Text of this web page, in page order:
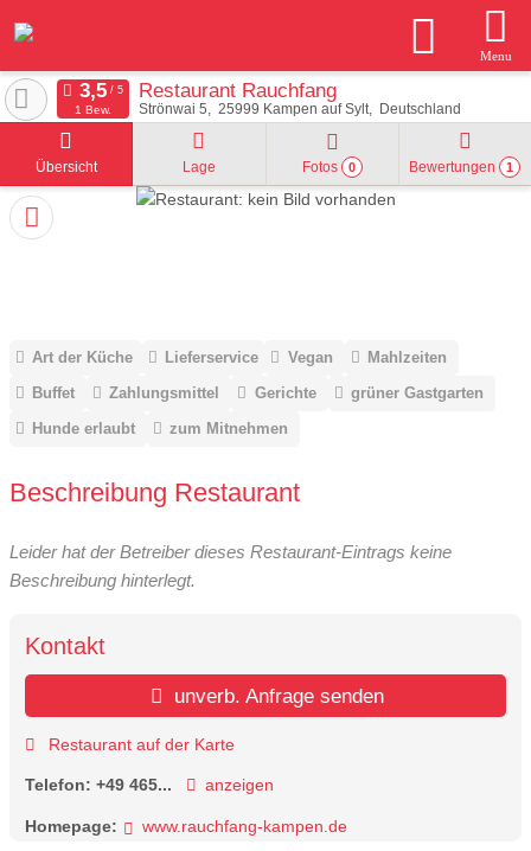
Menu
Restaurant Rauchfang
Strönwai 5 25999 Kampen auf Sylt Deutschland
1 Bew.
Übersicht Lage Fotos 0 Bewertungen 1
Art der Küche Lieferservice Vegan
Mahlzeiten
Buffet
Zahlungsmittel Gerichte
grüner Gastgarten
Hunde erlaubt
zum Mitnehmen
Beschreibung Restaurant
Leider hat der Betreiber dieses Restaurant-Eintrags keine
Beschreibung hinterlegt.
Kontakt
unverb. Anfrage senden
Restaurant auf der Karte
Telefon: +49 465... anzeigen
Homepage: www.rauchfang-kampen.de